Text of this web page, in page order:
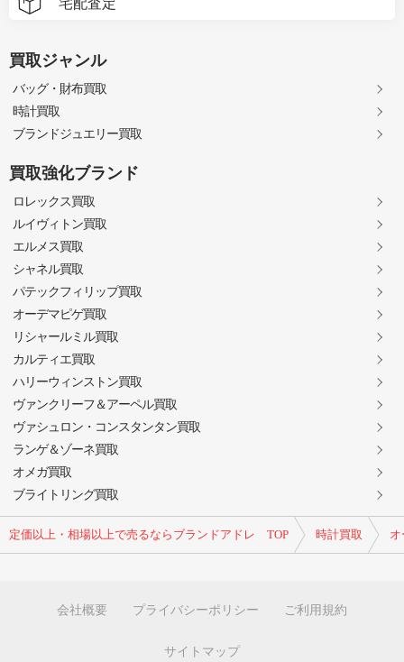
定価以上・相場以上で売るならブランドアドレ TOP 時計買取
買取ジャンル
バッグ・財布買取
時計買取
ブランドジュエリー買取
買取強化ブランド
ロレックス買取
ルイヴィトン買取
エルメス買取
シャネル買取
パテックフィリップ買取
オーデマピゲ買取
リシャールミル買取
カルティエ買取
ハリーウィンストン買取
ヴァンクリーフ＆アーペル買取
ヴァシュロン・コンスタンタン買取
ランゲ＆ゾーネ買取
オメガ買取
ブライトリング買取
会社概要 プライバシーポリシー ご利用規約
サイトマップ